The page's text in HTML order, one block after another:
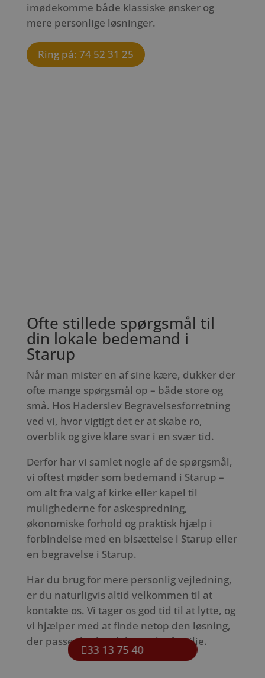
imødekomme både klassiske ønsker og
mere personlige løsninger.
Ring på: 74 52 31 25
Ofte stillede spørgsmål til
din lokale bedemand i
Starup
Når man mister en af sine kære, dukker der
ofte mange spørgsmål op – både store og
små. Hos Haderslev Begravelsesforretning
ved vi, hvor vigtigt det er at skabe ro,
overblik og give klare svar i en svær tid.
Derfor har vi samlet nogle af de spørgsmål,
vi oftest møder som bedemand i Starup –
om alt fra valg af kirke eller kapel til
mulighederne for askespredning,
økonomiske forhold og praktisk hjælp i
forbindelse med en bisættelse i Starup eller
en begravelse i Starup.
Har du brug for mere personlig vejledning,
er du naturligvis altid velkommen til at
kontakte os. Vi tager os god tid til at lytte, og
vi hjælper med at finde netop den løsning,
der passer bedst til dig og din familie.
33 13 75 40